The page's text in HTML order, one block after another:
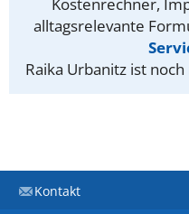
alltagsrelevante
Raika Urbanitz ist
Kontakt